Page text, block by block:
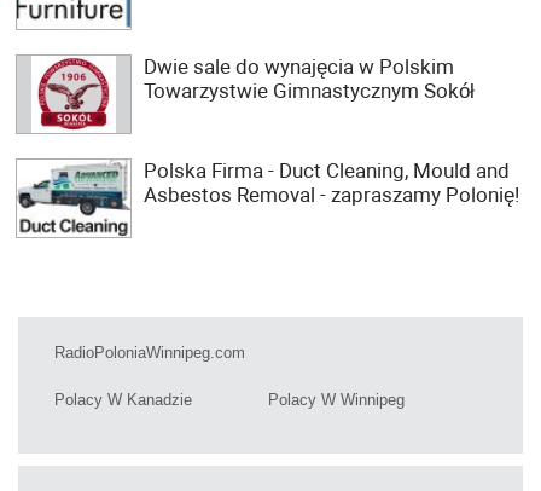
Dwie sale do wynajęcia w Polskim
Towarzystwie Gimnastycznym Sokół
Polska Firma - Duct Cleaning, Mould and
Asbestos Removal - zapraszamy Polonię!
RadioPoloniaWinnipeg.com
Polacy W Kanadzie Polacy W Winnipeg